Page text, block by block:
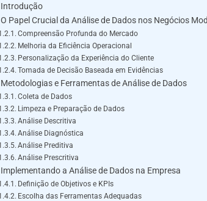
Introdução
O Papel Crucial da Análise de Dados nos Negócios
Compreensão Profunda do Mercado
Melhoria da Eficiência Operacional
Personalização da Experiência do Cliente
Tomada de Decisão Baseada em Evidências
Metodologias e Ferramentas de Análise de Dados
Coleta de Dados
Limpeza e Preparação de Dados
Análise Descritiva
Análise Diagnóstica
Análise Preditiva
Análise Prescritiva
Implementando a Análise de Dados na Empresa
Definição de Objetivos e KPIs
Escolha das Ferramentas Adequadas